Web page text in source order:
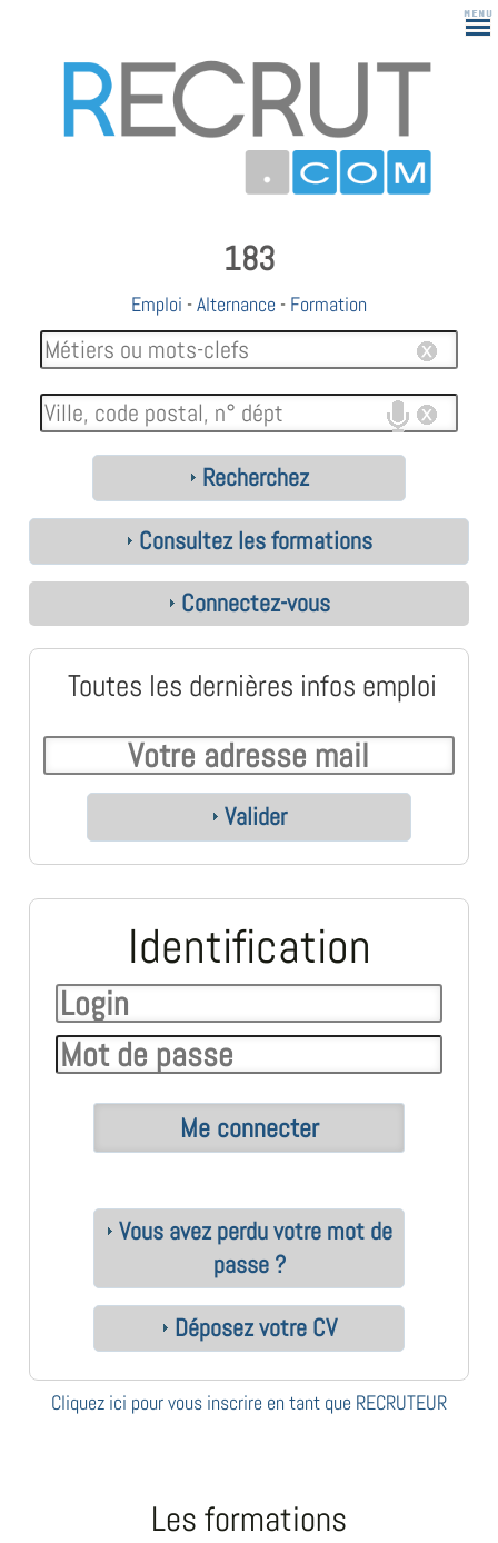
183
Emploi -Alternance - Formation
Recherchez
Consultez les formations
Connectez-vous
Toutes les dernières infos emploi
Valider
Identification
Vous avez perdu votre mot de
passe ?
Déposez votre CV
Cliquez ici pour vous inscrire en tant que RECRUTEUR
Les formations